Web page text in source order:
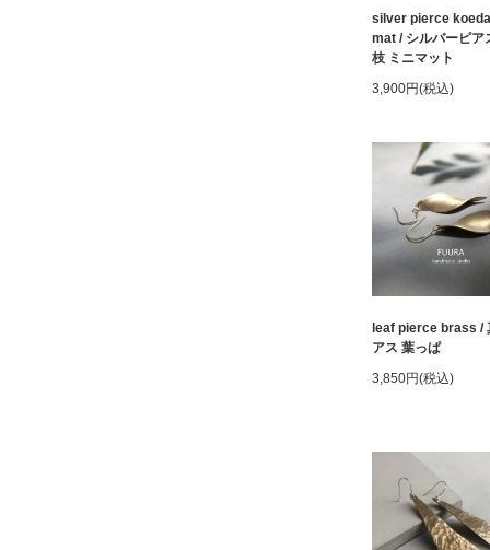
silver pierce
mat / シルバーピア
枝 ミニマット
3,900円(税込)
leaf pierce brass /
アス 葉っぱ
3,850円(税込)